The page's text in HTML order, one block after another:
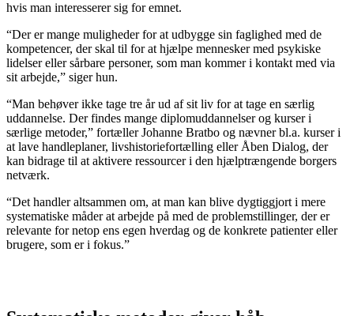
hvis man interesserer sig for emnet.
“Der er mange muligheder for at udbygge sin faglighed med de
kompetencer, der skal til for at hjælpe mennesker med psykiske
lidelser eller sårbare personer, som man kommer i kontakt med via
sit arbejde,” siger hun.
“Man behøver ikke tage tre år ud af sit liv for at tage en særlig
uddannelse. Der findes mange diplomuddannelser og kurser i
særlige metoder,” fortæller Johanne Bratbo og nævner bl.a. kurser i
at lave handleplaner, livshistoriefortælling eller Åben Dialog, der
kan bidrage til at aktivere ressourcer i den hjælptrængende borgers
netværk.
“Det handler altsammen om, at man kan blive dygtiggjort i mere
systematiske måder at arbejde på med de problemstillinger, der er
relevante for netop ens egen hverdag og de konkrete patienter eller
brugere, som er i fokus.”